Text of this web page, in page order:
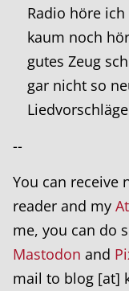
Radio höre
kaum noch
gutes Zeug
gar nicht so
--
You can receive
reader and my
me, you can do
Mastodon and
mail to blog [at]